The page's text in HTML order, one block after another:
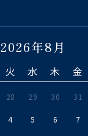
2026年8月
火 水 木 金
28 29 30 31
4 5 6 7